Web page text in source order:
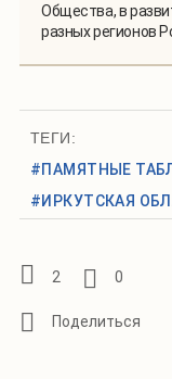
Общества, в
разных регионов
ТЕГИ:
#ПАМЯТНЫЕ
#ИРКУТСКАЯ
2 0